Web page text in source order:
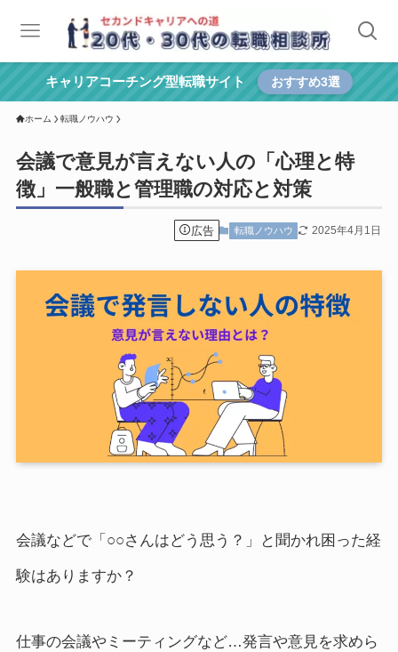
キャリアコーチング型転職サイト おすすめ3選
ホーム 転職ノウハウ
会議で意見が言えない人の「心理と特
徴」一般職と管理職の対応と対策
広告 転職ノウハウ 2025年4月1日
会議などで「○○さんはどう思う？」と聞かれ困った経
験はありますか？
仕事の会議やミーティングなど…発言や意見を求めら